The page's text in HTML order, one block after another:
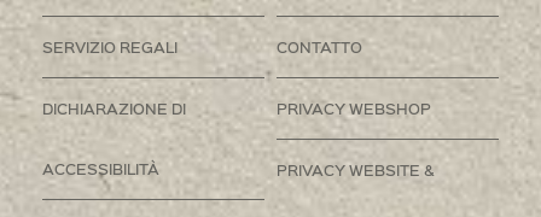
SERVIZIO REGALI CONTATTO
DICHIARAZIONE DI
ACCESSIBILITÀ
PRIVACY WEBSHOP
PRIVACY WEBSITE &